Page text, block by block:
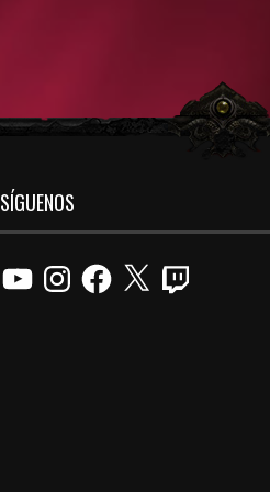
SÍGUENOS
YouTubeInstagramFacebook
X Twitch